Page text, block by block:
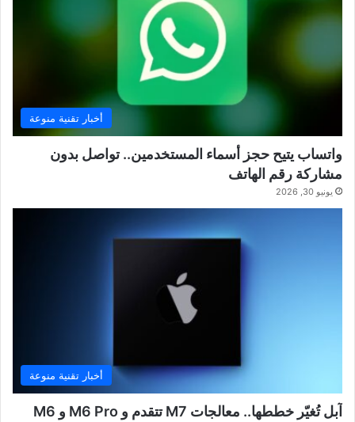
أخبار تقنية منوعة
واتساب يتيح حجز أسماء المستخدمين.. تواصل بدون
مشاركة رقم الهاتف
يونيو 30, 2026
أخبار تقنية منوعة
آبل تُغيّر خططها.. معالجات M7 تتقدم و M6 Pro و M6